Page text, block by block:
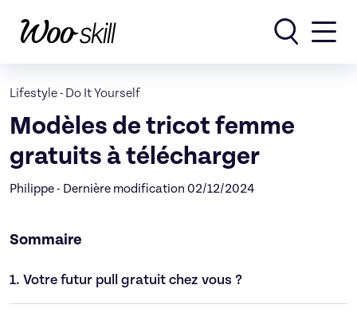
Lifestyle- Do It Yourself
Modèles de tricot femme
gratuits à télécharger
Philippe - Dernière modification 02/12/2024
Sommaire
1. Votre futur pull gratuit chez vous ?